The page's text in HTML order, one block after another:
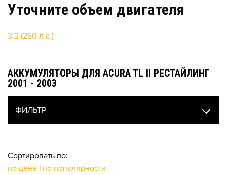
Уточните объем двигателя
3.2 (260 л.с.)
АККУМУЛЯТОРЫ ДЛЯ ACURA TL II РЕСТАЙЛИНГ
2001 - 2003
ФИЛЬТР
Сортировать по:
по цене | по популярности